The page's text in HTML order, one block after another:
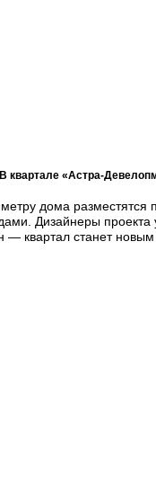
В квартале «Астра-
дома разместятся
Дизайнеры
— квартал станет